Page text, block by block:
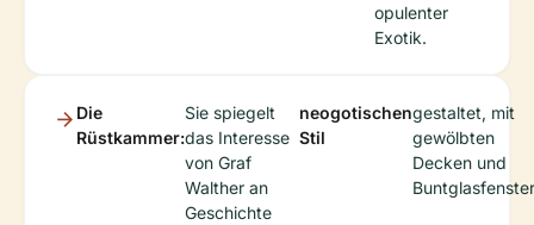
opulenter
Exotik.
Die
Rüstkammer:
Sie spiegelt
das Interesse
von Graf
Walther an
Geschichte
neogotischen
Stil
gestaltet, mit
gewölbten
Decken und